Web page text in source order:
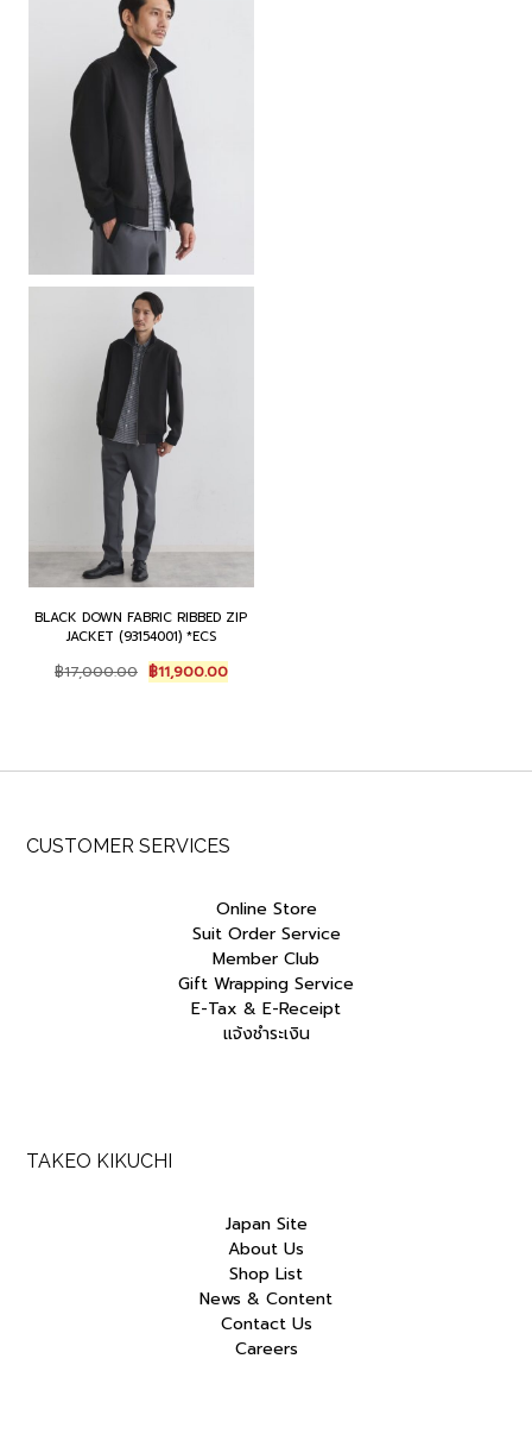
BLACK DOWN FABRIC RIBBED ZIP
JACKET (93154001) *ECS
฿17,000.00 Original
price
฿11,900.00Current
price
CUSTOMER SERVICES
Online Store
Suit Order Service
Member Club
Gift Wrapping Service
E-Tax & E-Receipt
แจ้งชำระเงิน
TAKEO KIKUCHI
Japan Site
About Us
Shop List
News & Content
Contact Us
Careers